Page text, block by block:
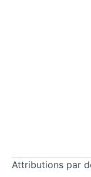
Attributions par